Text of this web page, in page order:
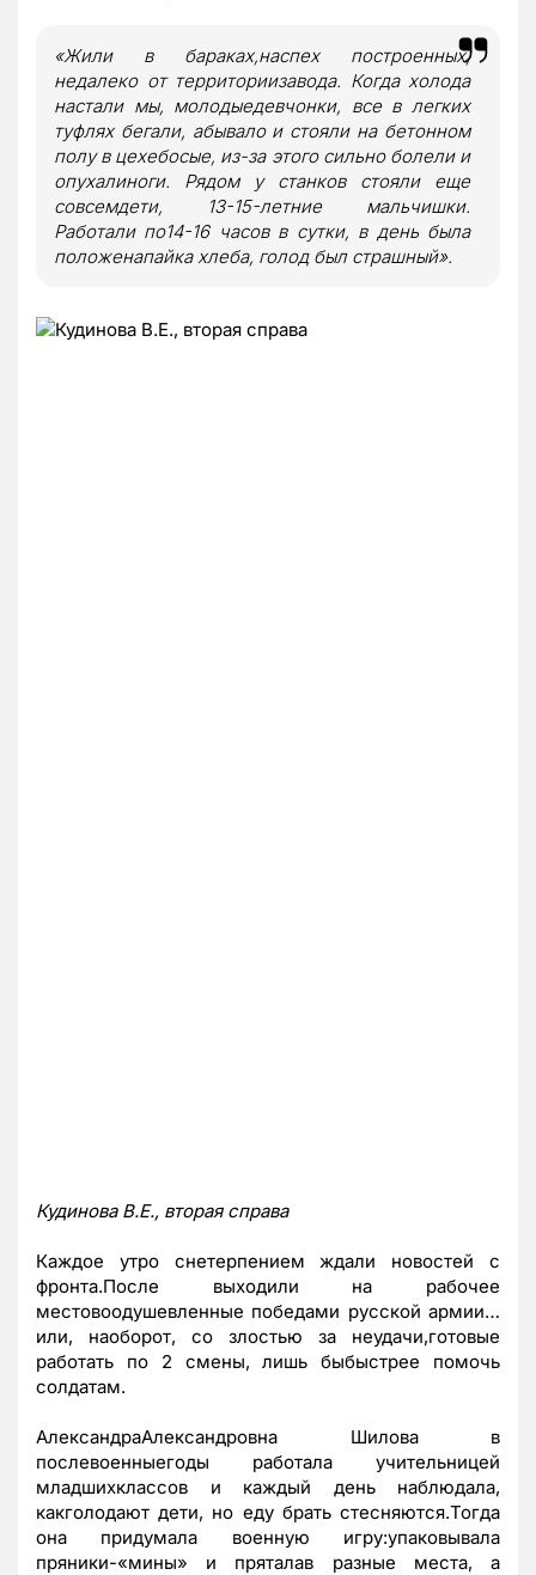
«Жили в бараках,наспех построенных,
недалеко от территориизавода. Когда холода
настали мы, молодыедевчонки, все в легких
туфлях бегали, абывало и стояли на бетонном
полу в цехебосые, из-за этого сильно болели и
опухалиноги. Рядом у станков стояли еще
совсемдети, 13-15-летние мальчишки.
Работали по14-16 часов в сутки, в день была
положенапайка хлеба, голод был страшный».
Кудинова В.Е., вторая справа
Каждое утро снетерпением ждали новостей с
фронта.После выходили на рабочее
местовоодушевленные победами русской армии…
или, наоборот, со злостью за неудачи,готовые
работать по 2 смены, лишь быбыстрее помочь
солдатам.
АлександраАлександровна Шилова в
послевоенныегоды работала учительницей
младшихклассов и каждый день наблюдала,
какголодают дети, но еду брать стесняются.Тогда
она придумала военную игру:упаковывала
пряники-«мины» и пряталав разные места, а